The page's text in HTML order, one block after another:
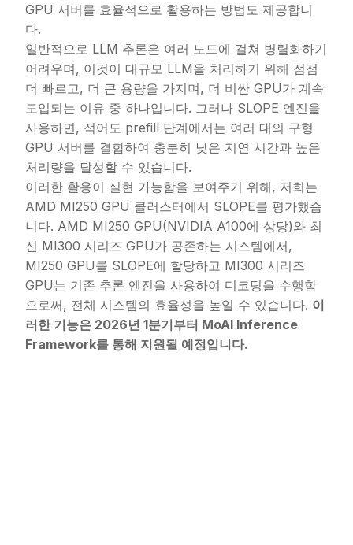
GPU 서버를 효율적으로 활용하는 방법도 제공합니
다.
일반적으로 LLM 추론은 여러 노드에 걸쳐 병렬화하기
어려우며, 이것이 대규모 LLM을 처리하기 위해 점점
더 빠르고, 더 큰 용량을 가지며, 더 비싼 GPU가 계속
도입되는 이유 중 하나입니다. 그러나 SLOPE 엔진을
사용하면, 적어도 prefill 단계에서는 여러 대의 구형
GPU 서버를 결합하여 충분히 낮은 지연 시간과 높은
처리량을 달성할 수 있습니다.
이러한 활용이 실현 가능함을 보여주기 위해, 저희는
AMD MI250 GPU 클러스터에서 SLOPE를 평가했습
니다. AMD MI250 GPU(NVIDIA A100에 상당)와 최
신 MI300 시리즈 GPU가 공존하는 시스템에서,
MI250 GPU를 SLOPE에 할당하고 MI300 시리즈
GPU는 기존 추론 엔진을 사용하여 디코딩을 수행함
으로써, 전체 시스템의 효율성을 높일 수 있습니다. 이
러한 기능은 2026년 1분기부터 MoAI Inference
Framework를 통해 지원될 예정입니다.